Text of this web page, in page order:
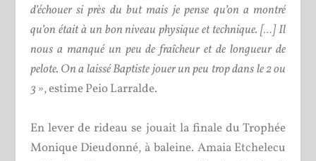
d’échouer si près du but mais je pense qu’on a montré
qu’on était à un bon niveau physique et technique. […] Il
nous a manqué un peu de fraîcheur et de longueur de
pelote. On a laissé Baptiste jouer un peu trop dans le 2 ou
3 », estime Peio Larralde.
En lever de rideau se jouait la finale du Trophée
Monique Dieudonné, à baleine. Amaia Etchelecu